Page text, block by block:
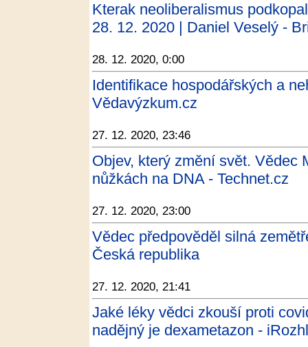
Kterak neoliberalismus
28. 12. 2020 | Daniel Veselý -
28. 12. 2020, 0:00
Identifikace hospodářských a
Vědavýzkum.cz
27. 12. 2020, 23:46
Objev, který změní svět. Vědec
nůžkách na DNA - Technet.cz
27. 12. 2020, 23:00
Vědec předpověděl silná
Česká republika
27. 12. 2020, 21:41
Jaké léky vědci zkouší proti
nadějný je dexametazon -